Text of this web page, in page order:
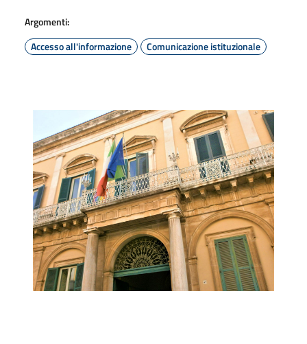
Argomenti:
Accesso all'informazione
Comunicazione istituzionale